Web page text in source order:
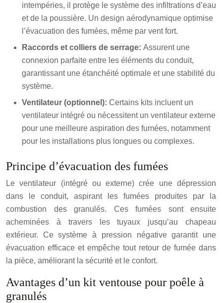
intempéries, il protège le système des infiltrations d’eau
et de la poussière. Un design aérodynamique optimise
l’évacuation des fumées, même par vent fort.
Raccords et colliers de serrage: Assurent une
connexion parfaite entre les éléments du conduit,
garantissant une étanchéité optimale et une stabilité du
système.
Ventilateur (optionnel): Certains kits incluent un
ventilateur intégré ou nécessitent un ventilateur externe
pour une meilleure aspiration des fumées, notamment
pour les installations plus longues ou complexes.
Principe d’évacuation des fumées
Le ventilateur (intégré ou externe) crée une dépression
dans le conduit, aspirant les fumées produites par la
combustion des granulés. Ces fumées sont ensuite
acheminées à travers les tuyaux jusqu’au chapeau
extérieur. Ce système à pression négative garantit une
évacuation efficace et empêche tout retour de fumée dans
la pièce, améliorant la sécurité et le confort.
Avantages d’un kit ventouse pour poêle à
granulés